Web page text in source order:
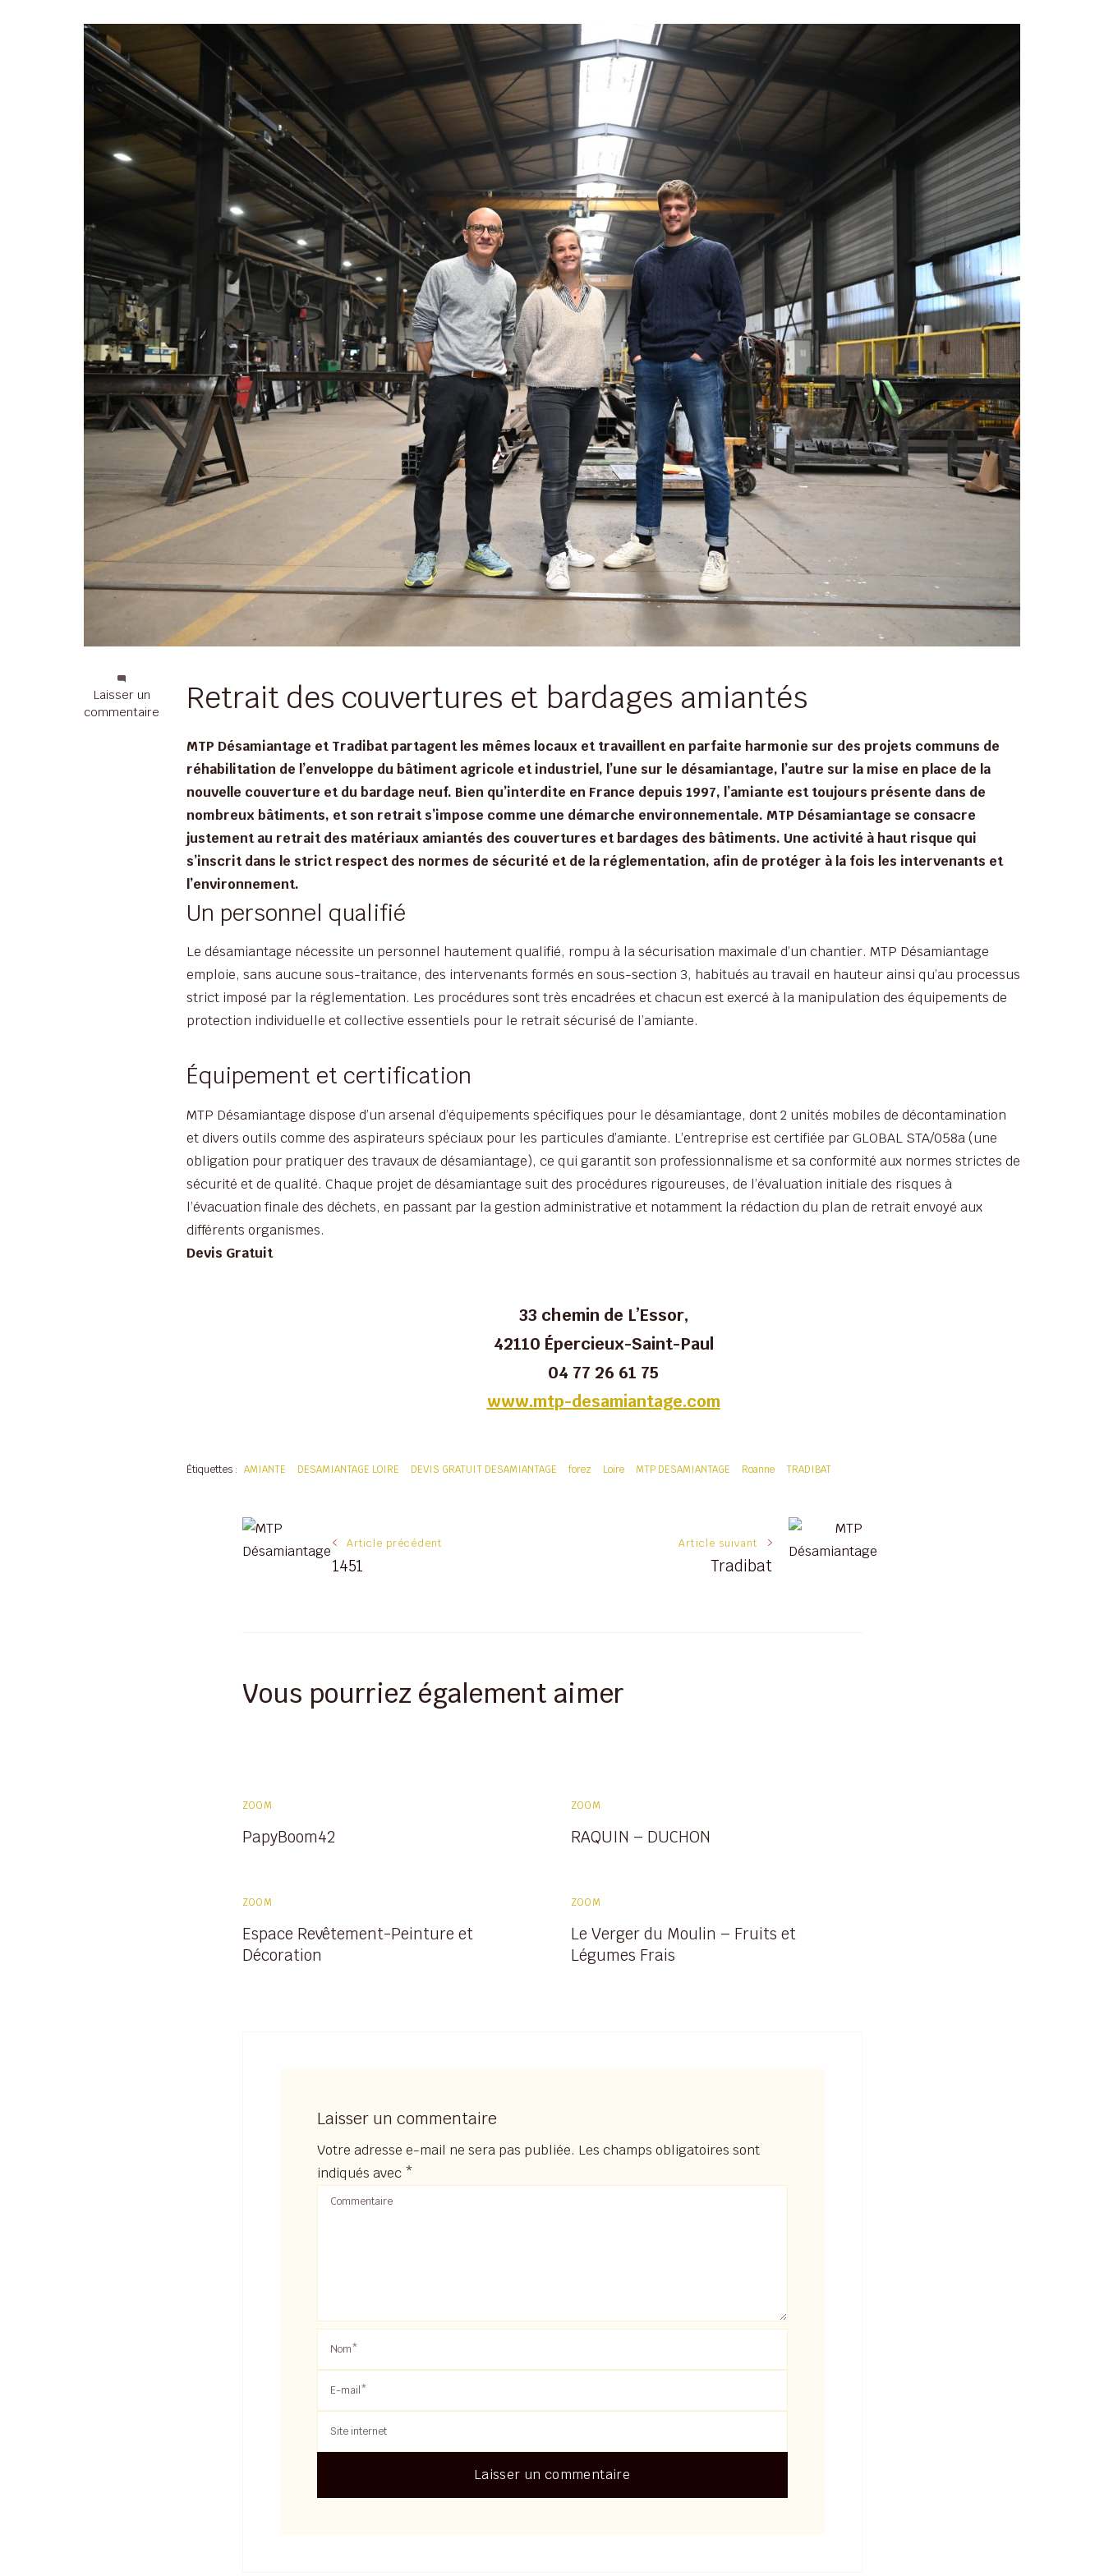
Laisser un
commentaire
sur
MTP
Retrait des couvertures et bardages amiantés
MTP Désamiantage et Tradibat partagent les mêmes locaux et travaillent en parfaite harmonie sur des projets communs de
réhabilitation de l’enveloppe du bâtiment agricole et industriel, l’une sur le désamiantage, l’autre sur la mise en place de la
nouvelle couverture et du bardage neuf. Bien qu’interdite en France depuis 1997, l’amiante est toujours présente dans de
nombreux bâtiments, et son retrait s’impose comme une démarche environnementale. MTP Désamiantage se consacre
justement au retrait des matériaux amiantés des couvertures et bardages des bâtiments. Une activité à haut risque qui
s’inscrit dans le strict respect des normes de sécurité et de la réglementation, afin de protéger à la fois les intervenants et
l’environnement.
Un personnel qualifié
Le désamiantage nécessite un personnel hautement qualifié, rompu à la sécurisation maximale d’un chantier. MTP Désamiantage
emploie, sans aucune sous-traitance, des intervenants formés en sous-section 3, habitués au travail en hauteur ainsi qu’au processus
strict imposé par la réglementation. Les procédures sont très encadrées et chacun est exercé à la manipulation des équipements de
protection individuelle et collective essentiels pour le retrait sécurisé de l’amiante.
Équipement et certification
MTP Désamiantage dispose d’un arsenal d’équipements spécifiques pour le désamiantage, dont 2 unités mobiles de décontamination
et divers outils comme des aspirateurs spéciaux pour les particules d’amiante. L’entreprise est certifiée par GLOBAL STA/058a (une
obligation pour pratiquer des travaux de désamiantage), ce qui garantit son professionnalisme et sa conformité aux normes strictes de
sécurité et de qualité. Chaque projet de désamiantage suit des procédures rigoureuses, de l’évaluation initiale des risques à
l’évacuation finale des déchets, en passant par la gestion administrative et notamment la rédaction du plan de retrait envoyé aux
différents organismes.
Devis Gratuit
33 chemin de L’Essor,
42110 Épercieux-Saint-Paul
04 77 26 61 75
www.mtp-desamiantage.com
Étiquettes : AMIANTE DESAMIANTAGE LOIRE DEVIS GRATUIT DESAMIANTAGE forez Loire MTP DESAMIANTAGE Roanne TRADIBAT
NavigationArticle précédent
1451
Article suivant
Tradibat
Vous pourriez également aimer
ZOOM
PapyBoom42
ZOOM
RAQUIN – DUCHON
ZOOM
Espace Revêtement-Peinture et
Décoration
ZOOM
Le Verger du Moulin – Fruits et
Légumes Frais
Laisser un commentaire
Votre adresse e-mail ne sera pas publiée. Les champs obligatoires sont
indiqués avec *